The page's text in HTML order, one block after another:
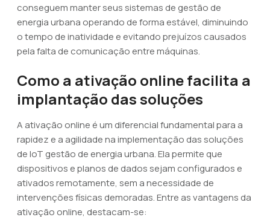
conseguem manter seus sistemas de gestão de
energia urbana operando de forma estável, diminuindo
o tempo de inatividade e evitando prejuízos causados
pela falta de comunicação entre máquinas.
Como a ativação online facilita a
implantação das soluções
A ativação online é um diferencial fundamental para a
rapidez e a agilidade na implementação das soluções
de IoT gestão de energia urbana. Ela permite que
dispositivos e planos de dados sejam configurados e
ativados remotamente, sem a necessidade de
intervenções físicas demoradas. Entre as vantagens da
ativação online, destacam-se: